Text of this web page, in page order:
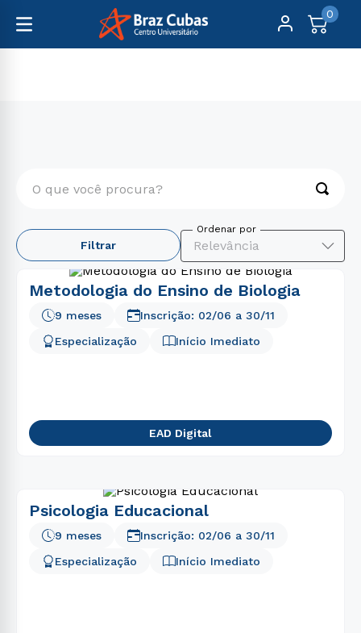
0
Filtrar Relevância
Metodologia do Ensino de Biologia
9 meses
Especialização
Início Imediato
Inscrição: 02/06 a 30/11
EAD Digital
Psicologia Educacional
9 meses
Especialização
Início Imediato
Inscrição: 02/06 a 30/11
TERMOS MAIS BUSCADOS
psicologia
2º
direito
º
farmácia
7º
pedagogia
8º
estética
fonoaudiologia